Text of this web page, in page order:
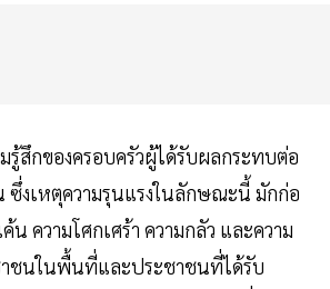
รู้สึกของครอบครัวผู้ได้รับผลกระทบต่อ
ซึ่งเหตุความรุนแรงในลักษณะนี้ มักก่อ
น ความโศกเศร้า ความกลัว และความ
าชนในพื้นที่และประชาชนที่ได้รับ